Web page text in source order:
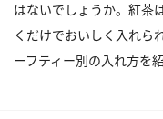
はないでしょうか。紅茶
くだけでおいしく入れら
ーフティー別の入れ方を